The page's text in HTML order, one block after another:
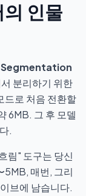
인물
Segmentation
분리하기 위한
드로 처음 전환할
6MB. 그 후 모델
.
림" 도구는 당신
5MB, 매번, 그리
브에 남습니다.